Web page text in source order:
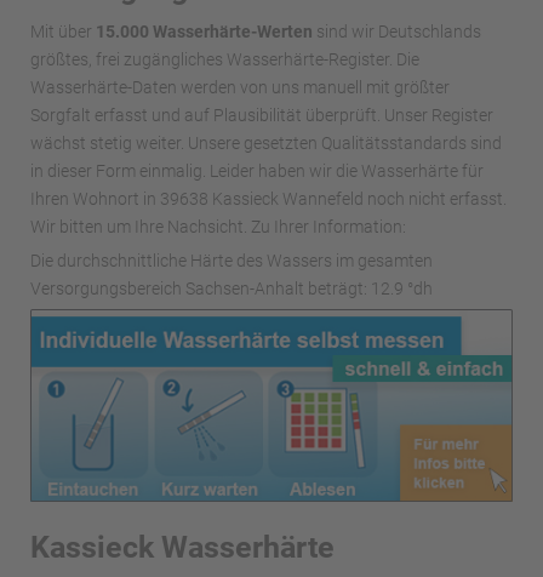
Mit über 15.000 Wasserhärte-Werten sind wir Deutschlands
größtes, frei zugängliches Wasserhärte-Register. Die
Wasserhärte-Daten werden von uns manuell mit größter
Sorgfalt erfasst und auf Plausibilität überprüft. Unser Register
wächst stetig weiter. Unsere gesetzten Qualitätsstandards sind
in dieser Form einmalig. Leider haben wir die Wasserhärte für
Ihren Wohnort in 39638 Kassieck Wannefeld noch nicht erfasst.
Wir bitten um Ihre Nachsicht. Zu Ihrer Information:
Die durchschnittliche Härte des Wassers im gesamten
Versorgungsbereich Sachsen-Anhalt beträgt: 12.9 °dh
Kassieck Wasserhärte